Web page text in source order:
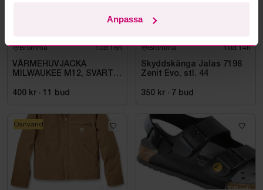
Anpassa
Bromma 10d 16h
VÄRMEHUVJACKA
MILWAUKEE M12, SVART
400 kr · 11 bud
Bromma 10d 14h
Skyddskänga Jalas 7198
Zenit Evo, stl. 44
350 kr · 7 bud
Oanvänd